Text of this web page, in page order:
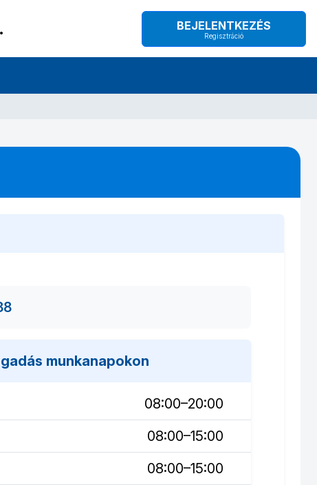
BEJELENTKEZÉS
Regisztráció
munkanapokon
08:00–20:00
08:00–15:00
08:00–15:00